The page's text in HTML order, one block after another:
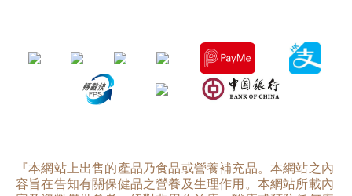
『本網站上出售的產品乃食品或營養補充品。本網站之內
容旨在告知有關保健品之營養及生理作用。本網站所載內